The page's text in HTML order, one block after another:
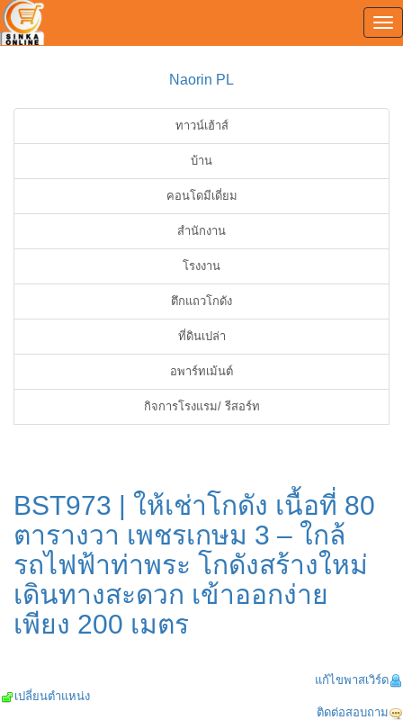
Naorin PL
ทาวน์เฮ้าส์
บ้าน
คอนโดมีเดี่ยม
สำนักงาน
โรงงาน
ตึกแถวโกดัง
ที่ดินเปล่า
อพาร์ทเม้นต์
กิจการโรงแรม/ รีสอร์ท
BST973 | ให้เช่าโกดัง เนื้อที่ 80
ตารางวา เพชรเกษม 3 – ใกล้
รถไฟฟ้าท่าพระ โกดังสร้างใหม่
เดินทางสะดวก เข้าออกง่าย
เพียง 200 เมตร
แก้ไขพาสเวิร์ด
เปลี่ยนตำแหน่ง
ติดต่อสอบถาม